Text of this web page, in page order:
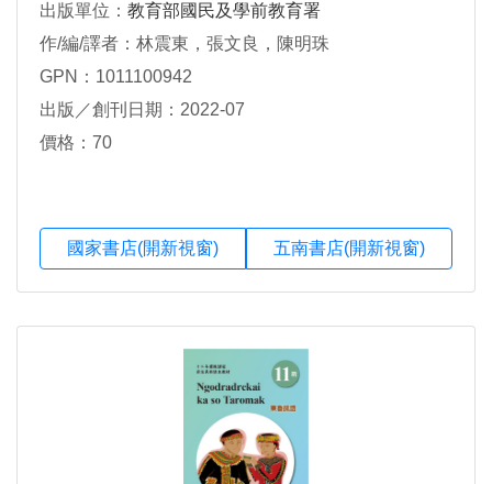
出版單位： 教育部國民及學前教育署
作/編/譯者：林震東，張文良，陳明珠
GPN：1011100942
出版／創刊日期：2022-07
價格：70
國家書店(開新視窗) 五南書店(開新視窗)